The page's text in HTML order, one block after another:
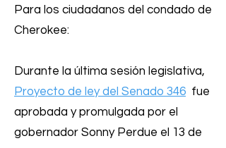
Para los ciudadanos del condado de
Cherokee:
Durante la última sesión legislativa,
Proyecto de ley del Senado 346 fue
aprobada y promulgada por el
gobernador Sonny Perdue el 13 de